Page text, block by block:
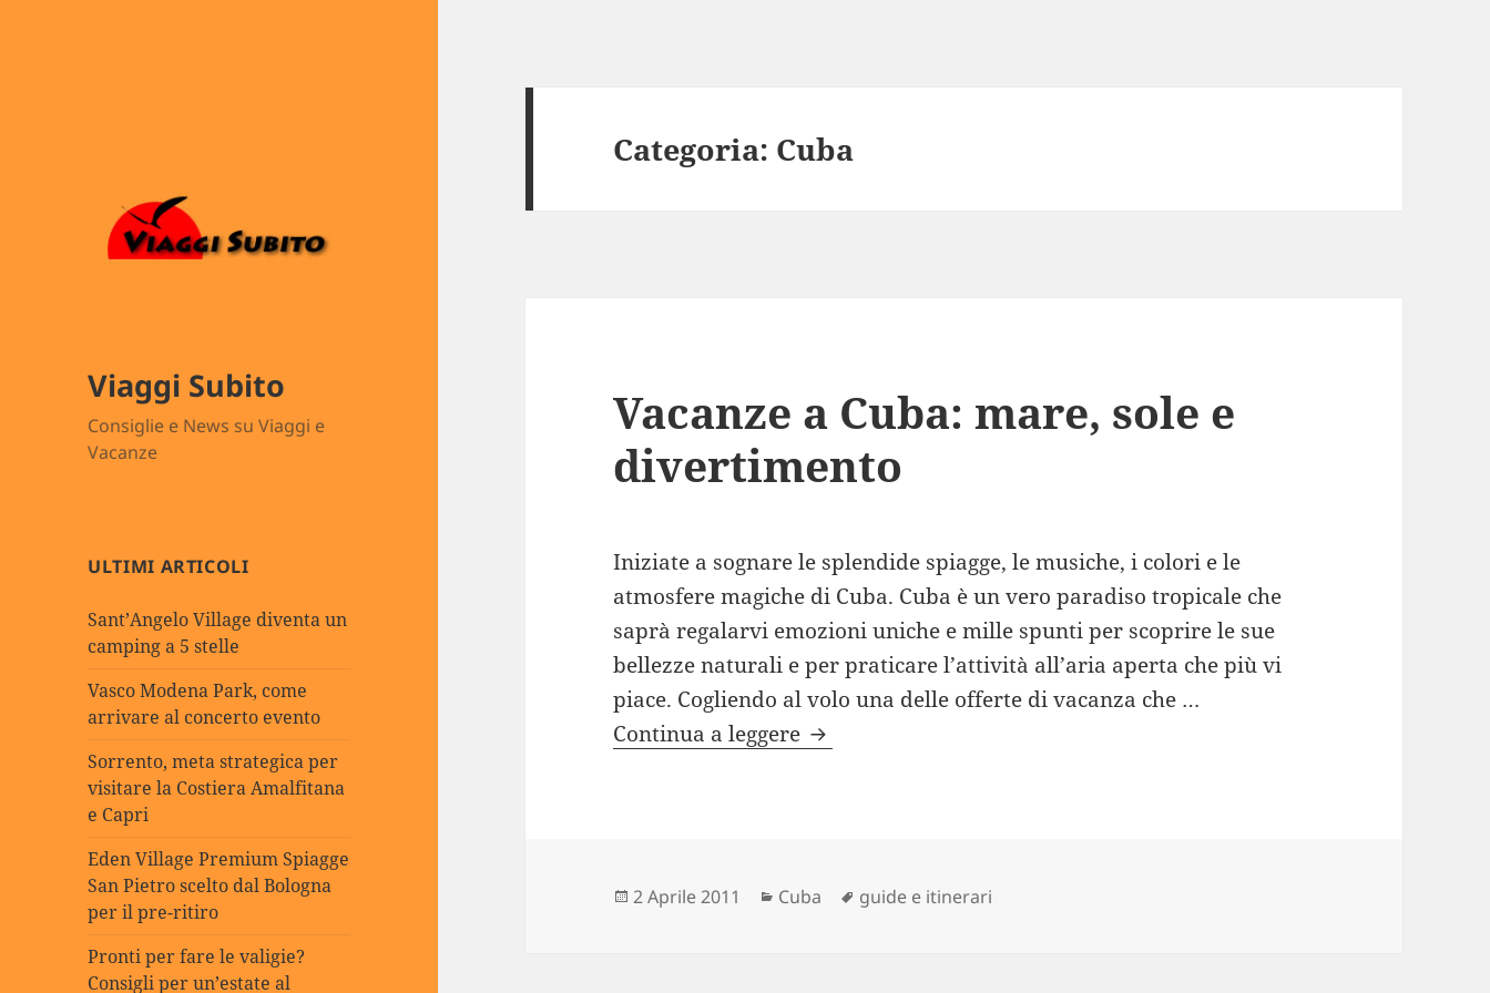
Viaggi Subito
Consiglie e News su Viaggi e
Vacanze
ULTIMI ARTICOLI
Sant’Angelo Village diventa un
camping a 5 stelle
Vasco Modena Park, come
arrivare al concerto evento
Sorrento, meta strategica per
visitare la Costiera Amalfitana
e Capri
Eden Village Premium Spiagge
San Pietro scelto dal Bologna
per il pre-ritiro
Pronti per fare le valigie?
Consigli per un’estate al
Categoria: Cuba
Vacanze a Cuba: mare, sole e
divertimento
Iniziate a sognare le splendide spiagge, le musiche, i colori e le
atmosfere magiche di Cuba. Cuba è un vero paradiso tropicale che
saprà regalarvi emozioni uniche e mille spunti per scoprire le sue
bellezze naturali e per praticare l’attività all’aria aperta che più vi
piace. Cogliendo al volo una delle offerte di vacanza che …
Continua a leggere Vacanze a Cuba: mare, sole e divertimento
Scritto
2 Aprile 2011 Categorie
Cuba Tag
guide e itinerari